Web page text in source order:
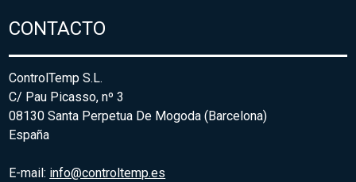
CONTACTO
ControlTemp S.L.
C/ Pau Picasso, nº 3
08130 Santa Perpetua De Mogoda (Barcelona)
España
E-mail: info@controltemp.es